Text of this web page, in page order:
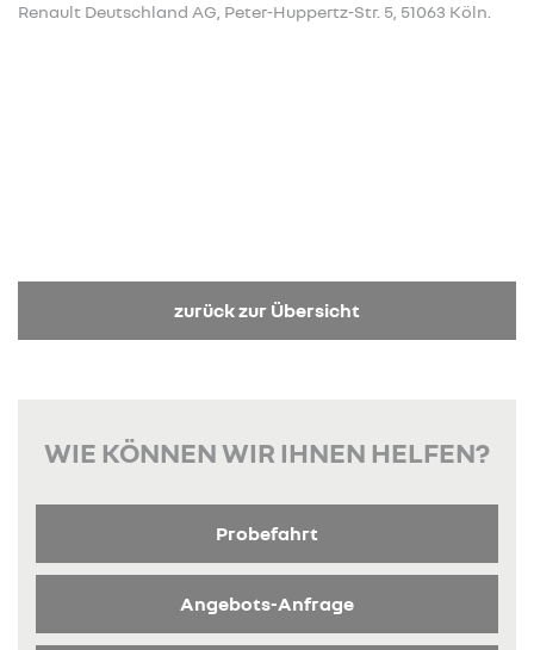
Renault Deutschland AG, Peter-Huppertz-Str. 5, 51063 Köln.
zurück zur Übersicht
WIE KÖNNEN WIR IHNEN HELFEN?
Probefahrt
Angebots-Anfrage